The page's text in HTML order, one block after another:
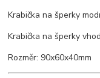
Krabička na šperky
Krabička na šperky
Rozměr: 90x60x40mm